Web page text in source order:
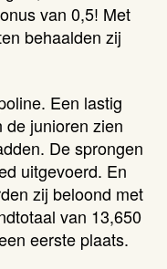
van 0,5! Met
behaalden zij
Een lastig
junioren zien
De sprongen
uitgevoerd. En
zij beloond met
van 13,650
eerste plaats.